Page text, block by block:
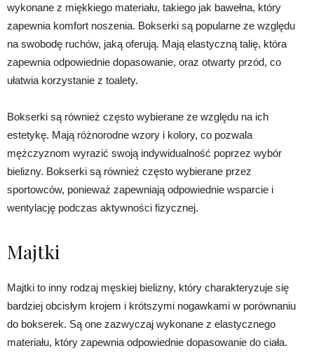
wykonane z miękkiego materiału, takiego jak bawełna, który
zapewnia komfort noszenia. Bokserki są popularne ze względu
na swobodę ruchów, jaką oferują. Mają elastyczną talię, która
zapewnia odpowiednie dopasowanie, oraz otwarty przód, co
ułatwia korzystanie z toalety.
Bokserki są również często wybierane ze względu na ich
estetykę. Mają różnorodne wzory i kolory, co pozwala
mężczyznom wyrazić swoją indywidualność poprzez wybór
bielizny. Bokserki są również często wybierane przez
sportowców, ponieważ zapewniają odpowiednie wsparcie i
wentylację podczas aktywności fizycznej.
Majtki
Majtki to inny rodzaj męskiej bielizny, który charakteryzuje się
bardziej obcisłym krojem i krótszymi nogawkami w porównaniu
do bokserek. Są one zazwyczaj wykonane z elastycznego
materiału, który zapewnia odpowiednie dopasowanie do ciała.